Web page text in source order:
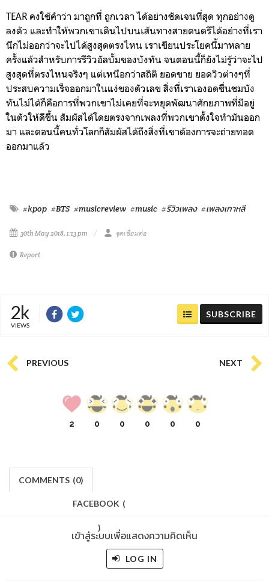
TEAR คงใช้คำว่า มาถูกที่ ถูกเวลา ได้อย่างชัดเจนที่สุด ทุกอย่างดู
ลงตัว และทำให้พวกเขาเดินไปบนเส้นทางสายดนตรีได้อย่างที่เรา
นึกไม่ออกว่าจะไปได้สูงสุดตรงไหน เราเขียนประโยคนี้มาหลาย
ครั้งแล้วสำหรับการรีวิวอัลบั้มของบังทัน จนตอนนี้ก็ยังไม่รู้ว่าจะไป
สูงสุดที่ตรงไหนจริงๆ แต่เหนือกว่าสถิติ ยอดขาย ยอดวิวต่างๆที่
ประสบความเร็จออกมาในแง่ของตัวเลข สิ่งที่เราเองอดชื่นชมบัง
ทันไม่ได้ก็คือการที่พวกเขาไม่เคยที่จะหยุดพัฒนาศักยภาพที่มีอยู่
ในตัวให้ดีขึ้น สัมผัสได้โดยตรงจากเพลงที่พวกเขาตั้งใจทำมันออก
มา และตอนนี้คนทั่วโลกก็สัมผัสได้ถึงสิ่งที่เขาต้องการจะถ่ายทอด
ออกมาแล้ว
#kpop #BTS #musicreview #music #รีวิวเพลง #เพลงเกาหลี
30th May 2018, 1:13 pm จุดเชื่อมต่อ
Report
2k
VIEWS
SUBSCRIBE
PREVIOUS NEXT
2 0 0 0 0 0
COMMENTS (0)
FACEBOOK (
)
เข้าสู่ระบบเพื่อแสดงความคิดเห็น
LOG IN